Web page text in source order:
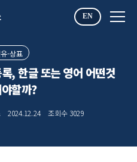
EN
-상표
, 한글 또는 영어 어떤것
할까?
2024.12.24 조회수 3029